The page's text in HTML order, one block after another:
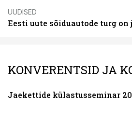
UUDISED
Eesti uute sõiduautode turg
KONVERENTSID JA
Jaekettide külastusseminar